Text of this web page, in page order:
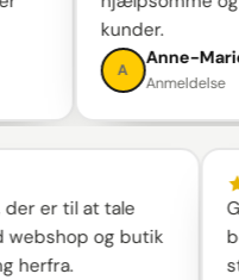
kunder.
Anne-
til at tale
og butik
God